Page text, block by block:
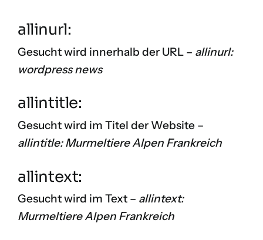
allinurl:
Gesucht wird innerhalb der URL – allinurl:
wordpress news
allintitle:
Gesucht wird im Titel der Website –
allintitle: Murmeltiere Alpen Frankreich
allintext:
Gesucht wird im Text – allintext:
Murmeltiere Alpen Frankreich